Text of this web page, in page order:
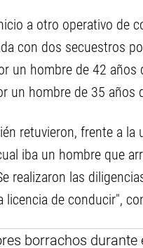
a otro operativo de
con dos secuestros
un hombre de 42 años
un hombre de 35 años
retuvieron, frente a la
iba un hombre que
realizaron las
de conducir",